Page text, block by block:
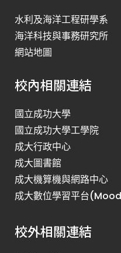
水利及海洋工程研學系
海洋科技與事務研究所
網站地圖
校內相關連結
國立成功大學
國立成功大學工學院
成大行政中心
成大圖書館
成大機算機與網路中心
成大數位學習平台
校外相關連結